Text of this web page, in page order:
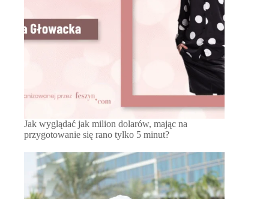
Jak wyglądać jak milion dolarów, mając na
przygotowanie się rano tylko 5 minut?